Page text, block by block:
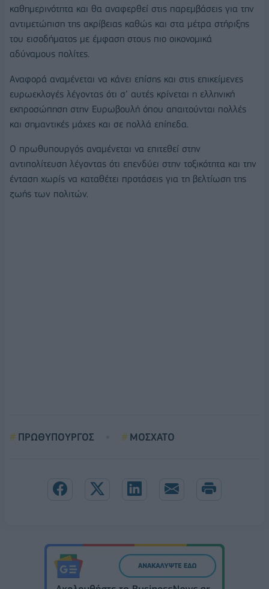
καθημερινότητα και θα αναφερθεί στις παρεμβάσεις για την
αντιμετώπιση της ακρίβειας καθώς και στα μέτρα στήριξης
του εισοδήματος με έμφαση στους πιο οικονομικά
αδύναμους πολίτες.
Αναφορά αναμένεται να κάνει επίσης και στις επικείμενες
ευρωεκλογές λέγοντας ότι σ’ αυτές κρίνεται η ελληνική
εκπροσώπηση στην Ευρωβουλή όπου απαιτούνται πολλές
και σημαντικές μάχες και σε πολλά επίπεδα.
Ο πρωθυπουργός αναμένεται να επιτεθεί στην
αντιπολίτευση λέγοντας ότι επενδύει στην τοξικότητα και την
ένταση χωρίς να καταθέτει προτάσεις για τη βελτίωση της
ζωής των πολιτών.
ΠΡΩΘΥΠΟΥΡΓΟΣ ΜΟΣΧΑΤΟ